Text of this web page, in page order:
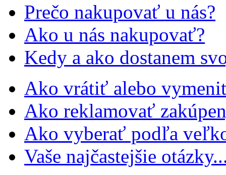
Prečo nakupovať u nás?
Ako u nás nakupovať?
Kedy a ako dostanem
Ako vrátiť alebo
Ako reklamovať
Ako vyberať podľa
Vaše najčastejšie